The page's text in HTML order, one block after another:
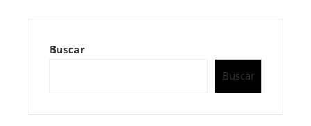
Buscar
Buscar